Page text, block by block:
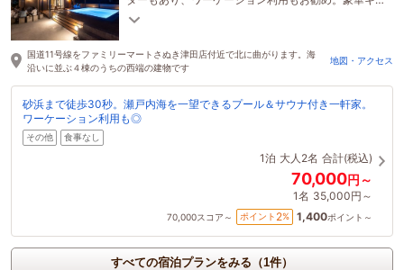
ッチン、床暖房も完備。冬でも快適にお過ごし頂け
国道11号線をファミリーマートさぬき津田店付近で北に曲がります。海
沿いに並ぶ４棟のうちの西端の建物です
地図・アクセス
砂浜まで徒歩30秒。瀬戸内海を一望できるプール＆サウナ付き一軒家。
ワーケーション利用も◎
その他 食事なし
1泊 大人2名 合計(税込)
70,000円～
1名 35,000円～
70,000スコア～ ポイント 2% 1,400ポイント～
すべての宿泊プランをみる（1件）